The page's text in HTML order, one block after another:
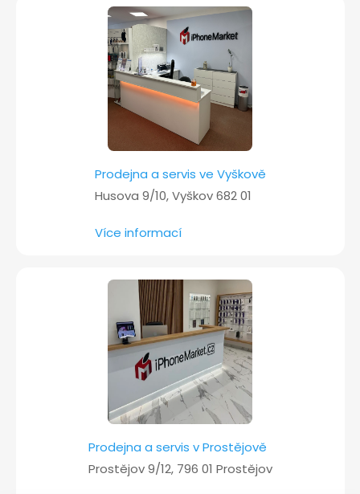
Prodejna a servis ve Vyškově
Husova 9/10, Vyškov 682 01
Více informací
Prodejna a servis v Prostějově
Prostějov 9/12, 796 01 Prostějov